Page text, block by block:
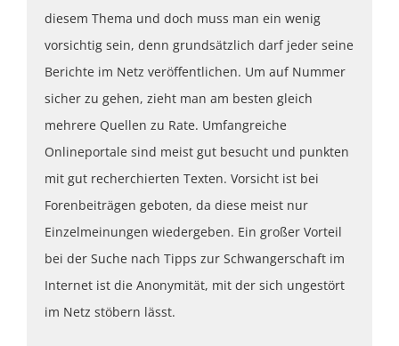
diesem Thema und doch muss man ein wenig
vorsichtig sein, denn grundsätzlich darf jeder seine
Berichte im Netz veröffentlichen. Um auf Nummer
sicher zu gehen, zieht man am besten gleich
mehrere Quellen zu Rate. Umfangreiche
Onlineportale sind meist gut besucht und punkten
mit gut recherchierten Texten. Vorsicht ist bei
Forenbeiträgen geboten, da diese meist nur
Einzelmeinungen wiedergeben. Ein großer Vorteil
bei der Suche nach Tipps zur Schwangerschaft im
Internet ist die Anonymität, mit der sich ungestört
im Netz stöbern lässt.